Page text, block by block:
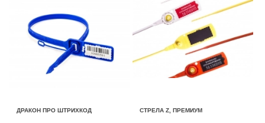
ДРАКОН ПРО ШТРИХКОД СТРЕЛА Z, ПРЕМИУМ